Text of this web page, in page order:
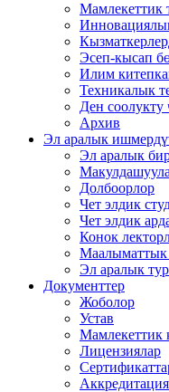
Мамлекеттик
Эсеп-кысап
Илим
Техникалык
Ден
Архив
Эл аралык
Эл аралык
Долбоорлор
Чет элдик
Чет элдик
Конок
Эл аралык
Документтер
Жоболор
Устав
Мамлекеттик
Лицензиялар